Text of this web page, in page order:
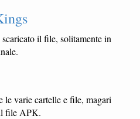
scaricato il file, solitamente in
le varie cartelle e file, magari
file APK.